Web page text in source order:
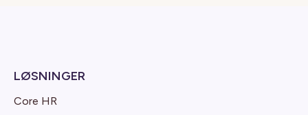
LØSNINGER
Core HR